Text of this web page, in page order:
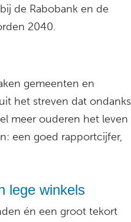
de Rabobank en de
2040.
gemeenten en
het streven dat ondanks
meer ouderen het leven
een goed rapportcijfer,
lege winkels
én een groot tekort